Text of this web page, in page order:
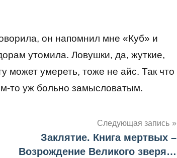
он напомнил мне «Куб» и
утомила. Ловушки, да, жуткие,
может умереть, тоже не айс. Так что
то уж больно замысловатым.
Следующая запись
Заклятие. Книга мертвых –
Возрождение Великого зверя…